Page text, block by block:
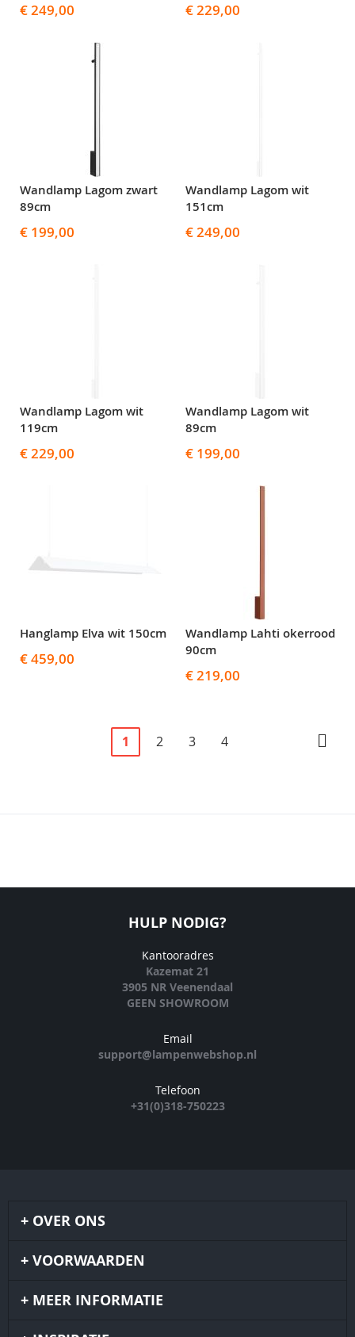
€ 249,00 € 229,00
Wandlamp Lagom zwart
89cm
€ 199,00
Wandlamp Lagom wit
151cm
€ 249,00
Wandlamp Lagom wit
119cm
€ 229,00
Wandlamp Lagom wit
89cm
€ 199,00
Hanglamp Elva wit 150cm
€ 459,00
Wandlamp Lahti okerrood
90cm
€ 219,00
Pagina
U
1 Pagina
2 Pagina
3 Pagina
4
HULP NODIG?
Kantooradres
Kazemat 21
3905 NR Veenendaal
GEEN SHOWROOM
Email
support@lampenwebshop.nl
Telefoon
+31(0)318-750223
OVER ONS
VOORWAARDEN
MEER INFORMATIE